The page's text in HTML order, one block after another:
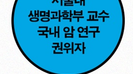
하기
스리는 유전자의 재발견
이터로 만든 정밀 의학의 신세계
형 암치료의 탄생